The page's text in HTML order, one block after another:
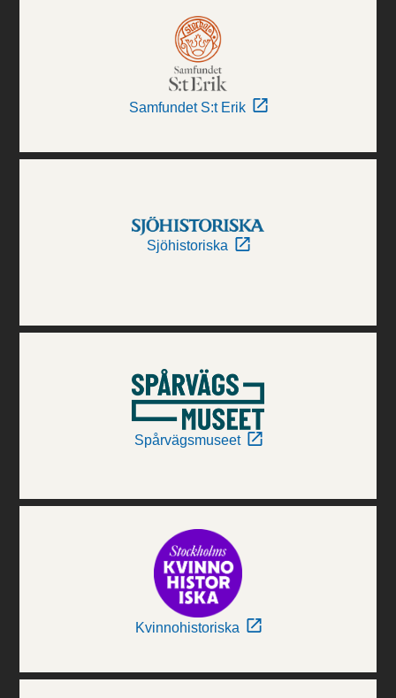
Samfundet S:t Erik
Sjöhistoriska
Spårvägsmuseet
Kvinnohistoriska